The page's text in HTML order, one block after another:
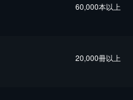
60,000本以上
20,000冊以上